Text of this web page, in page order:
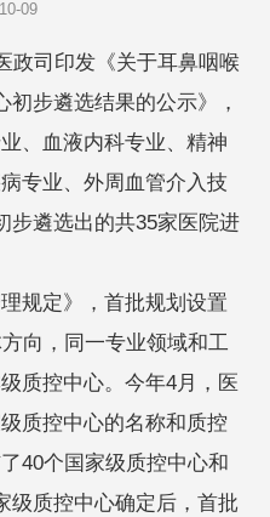
09
政司印发《关于耳鼻咽喉
步遴选结果的公示》，
、血液内科专业、精神
专业、外周血管介入技
步遴选出的共35家医院进
规定》，首批规划设置
向，同一专业领域和工
质控中心。今年4月，医
质控中心的名称和质控
40个国家级质控中心和
级质控中心确定后，首批